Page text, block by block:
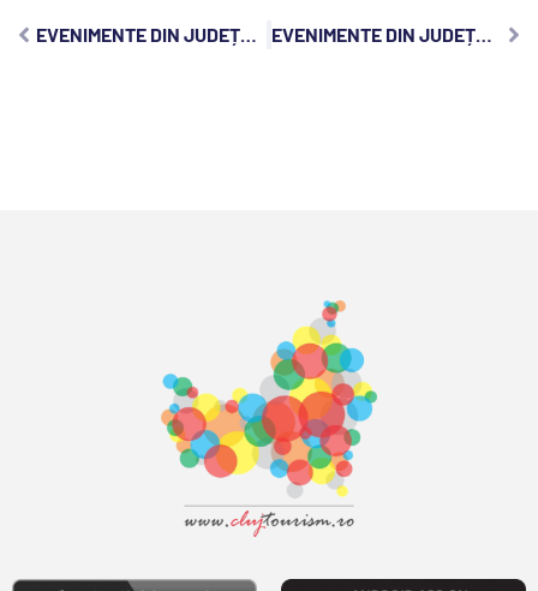
EVENIMENTE DIN JUDEȚUL CLUJ, JOI, 16 MAI 2024: EVENIMENTE DIN JUDEȚUL CLUJ, SÂMBĂTĂ, 18 MAI 2024: